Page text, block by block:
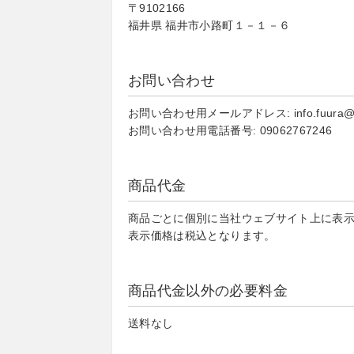
〒9102166
福井県 福井市小路町１－１－６
お問い合わせ
お問い合わせ用メールアドレス:
お問い合わせ用電話番号: 09062767246
商品代金
商品ごとに個別に当社ウェブサイト上に表示
表示価格は税込となります。
商品代金以外の必要料金
送料なし